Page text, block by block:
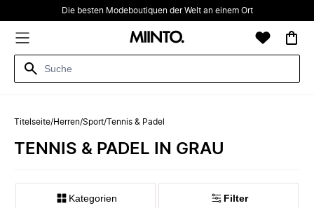
Die besten Modeboutiquen der Welt an einem Ort
Titelseite/Herren/Sport/Tennis & Padel
TENNIS & PADEL IN GRAU
Kategorien Filter